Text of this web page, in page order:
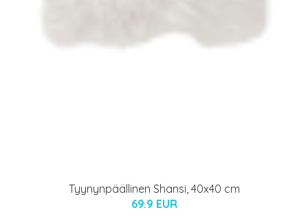
Tyynynpäällinen Shansi, 40x40 cm
69.9 EUR